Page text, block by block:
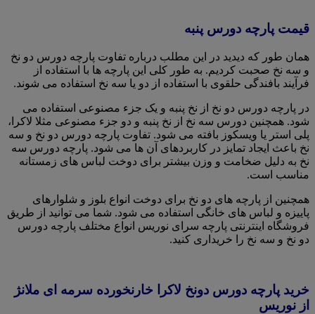
قیمت پارچه دورس پنبه
همان طور که دیدید در این مطلب درباره تفاوت پارچه دورس دو نخ
و سه نخ صحبت کردیم. به طور کلی این پارچه ها با استفاده از
فرآیند بافندگی حلقوی با استفاده از دو یا سه نخ استفاده می شوند.
در پارچه دورس دو نخ از نخ پنبه و یک جزء مصنوعی استفاده می
شود. همچنین دورس سه نخ از نخ پنبه و دو جزء مصنوعی مثلا لاکرا،
پلی استر یا ویسکوز بافته می شود. تفاوت پارچه دورس دو نخ و سه
نخ باعث ایجاد تمایز در کاربردهای آن ها می شود. پارچه دورس سه
نخ به دلیل ضخامت و وزن بیشتر برای دوخت لباس های زمستانه
مناسب است.
همچنین از پارچه های دو نخ برای دوخت انواع بلوز و شلوارهای
پاییزه و لباس های خانگی استفاده می شود. شما می توانید از طریق
فروشگاه اینترنتی پارچه سرای نوریس انواع مختلف پارچه دورس
دو نخ و سه نخ را خریداری کنید.
خرید پارچه دورس دونخ لاکرا خارنخورده سرمه ای ملانژ
از نوریس